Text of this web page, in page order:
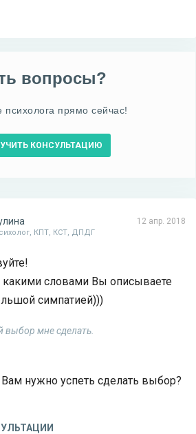
вопросы?
психолога прямо сейчас!
КОНСУЛЬТАЦИЮ
12 апр. 2018
КПТ, КСТ, ДПДГ
какими словами Вы описываете
симпатией)))
выбор мне сделать.
нужно успеть сделать выбор?